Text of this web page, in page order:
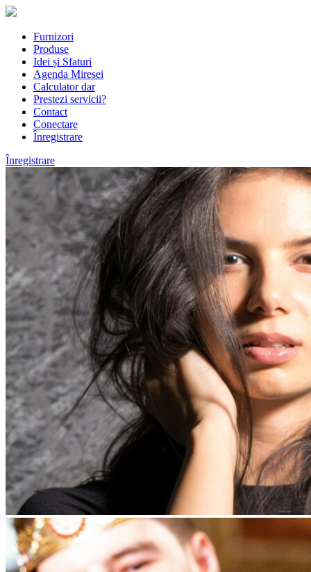
Furnizori
Produse
Idei și Sfaturi
Agenda Miresei
Calculator dar
Prestezi servicii?
Contact
Conectare
Înregistrare
Înregistrare